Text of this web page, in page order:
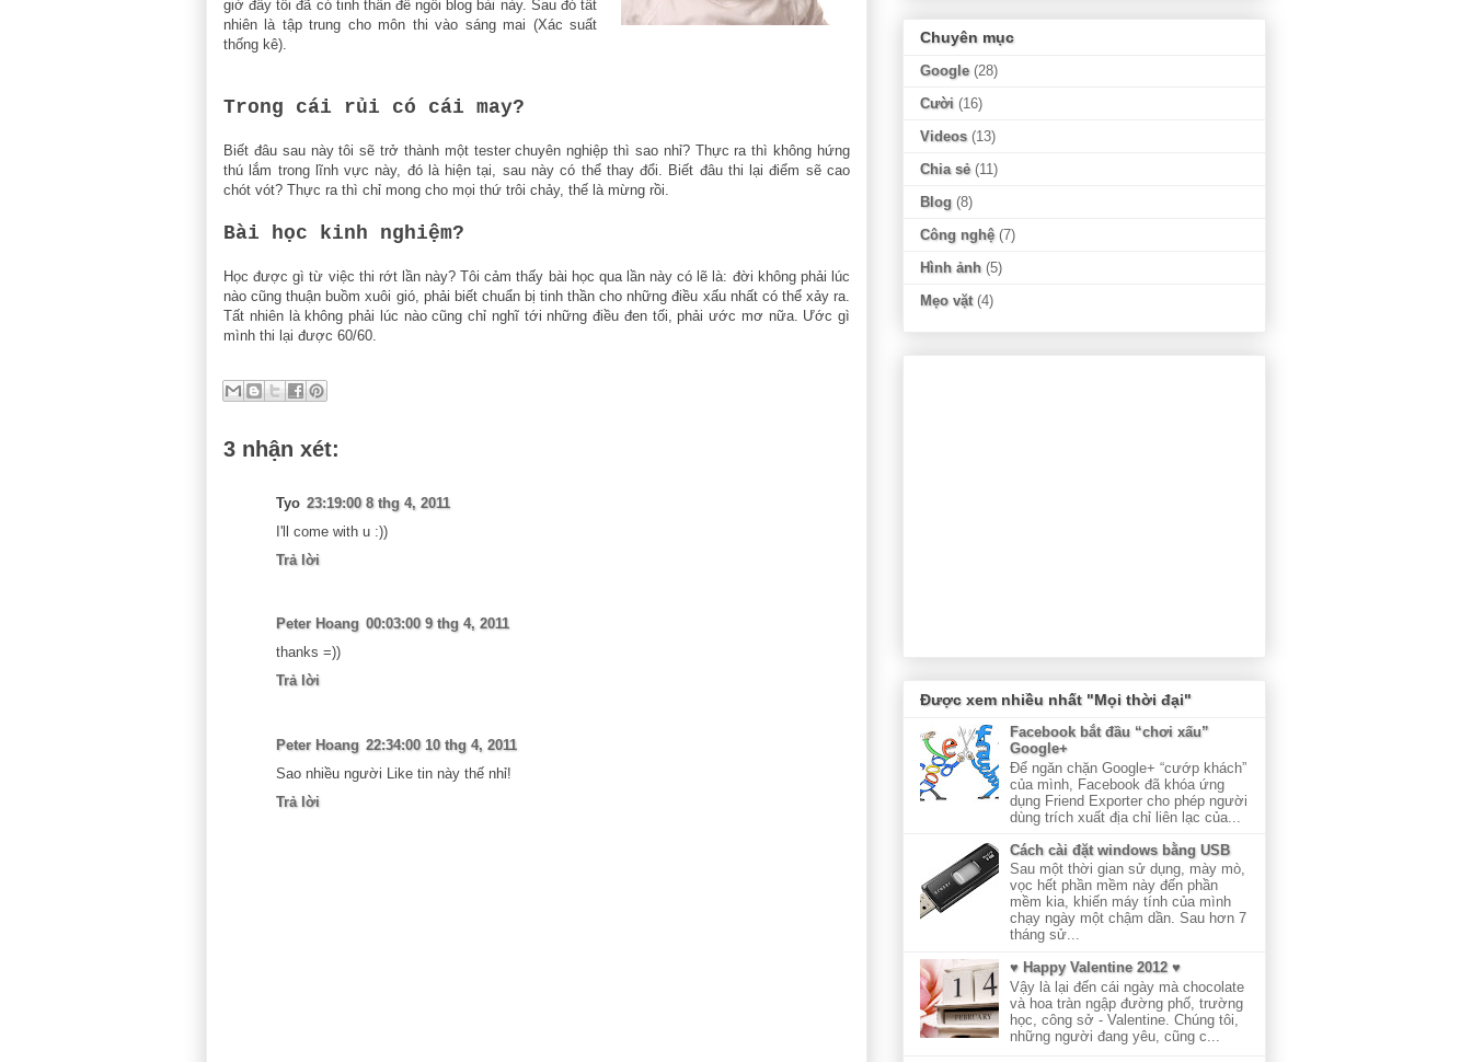
giờ đây tôi đã có tinh thần để ngồi blog bài này. Sau đó tất
nhiên là tập trung cho môn thi vào sáng mai (Xác suất
thống kê).
Trong cái rủi có cái may?
Biết đâu sau này tôi sẽ trở thành một tester chuyên nghiệp thì sao nhỉ? Thực ra thì không hứng
thú lắm trong lĩnh vực này, đó là hiện tại, sau này có thể thay đổi. Biết đâu thi lại điểm sẽ cao
chót vót? Thực ra thì chỉ mong cho mọi thứ trôi chảy, thế là mừng rồi.
Bài học kinh nghiệm?
Học được gì từ việc thi rớt lần này? Tôi cảm thấy bài học qua lần này có lẽ là: đời không phải lúc
nào cũng thuận buồm xuôi gió, phải biết chuẩn bị tinh thần cho những điều xấu nhất có thể xảy ra.
Tất nhiên là không phải lúc nào cũng chỉ nghĩ tới những điều đen tối, phải ước mơ nữa. Ước gì
mình thi lại được 60/60.
3 nhận xét:
Tyo 23:19:00 8 thg 4, 2011
I'll come with u :))
Trả lời
Peter Hoang 00:03:00 9 thg 4, 2011
thanks =))
Trả lời
Peter Hoang 22:34:00 10 thg 4, 2011
Sao nhiều người Like tin này thế nhỉ!
Trả lời
Chuyên mục
Google (28)
Cười (16)
Videos (13)
Chia sẻ (11)
Blog (8)
Công nghệ (7)
Hình ảnh (5)
Mẹo vặt (4)
Được xem nhiều nhất "Mọi thời đại"
Facebook bắt đầu “chơi xấu”
Google+
Để ngăn chặn Google+ “cướp khách”
của mình, Facebook đã khóa ứng
dụng Friend Exporter cho phép người
dùng trích xuất địa chỉ liên lạc của...
Cách cài đặt windows bằng USB
Sau một thời gian sử dụng, mày mò,
vọc hết phần mềm này đến phần
mềm kia, khiến máy tính của mình
chạy ngày một chậm dần. Sau hơn 7
tháng sử...
♥ Happy Valentine 2012 ♥
Vậy là lại đến cái ngày mà chocolate
và hoa tràn ngập đường phố, trường
học, công sở - Valentine. Chúng tôi,
những người đang yêu, cũng c...